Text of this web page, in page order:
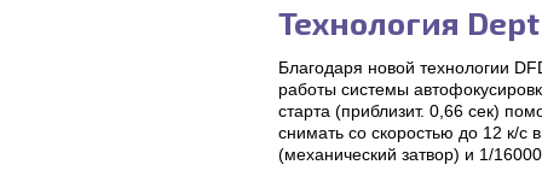
Технология
Благодаря новой технологии
работы системы
старта (приблизит. 0,66 сек)
снимать со скоростью до 12 к/
(механический затвор) и 1/